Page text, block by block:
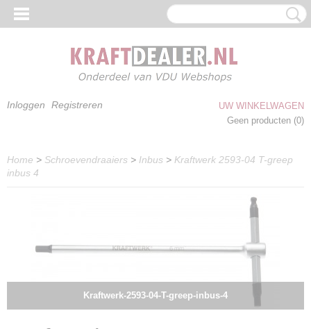
Inloggen Registreren
UW WINKELWAGEN
Geen producten (0)
Home > Schroevendraaiers > Inbus > Kraftwerk 2593-04 T-greep
inbus 4
Kraftwerk-2593-04-T-greep-inbus-4